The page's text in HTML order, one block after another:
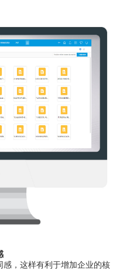
，这样有利于增加企业的核